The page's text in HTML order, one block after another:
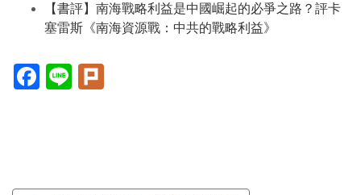
【書評】南海戰略利益是中國崛起的必爭之路？評卡
塞雷斯《南海資源戰：中共的戰略利益》
Facebook(另
開
Line(另
開